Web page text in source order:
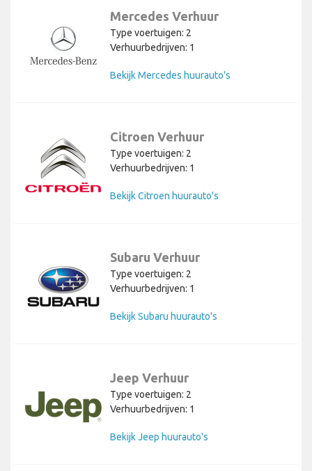
Mercedes Verhuur
Type voertuigen: 2
Verhuurbedrijven: 1
Bekijk Mercedes huurauto's
Citroen Verhuur
Type voertuigen: 2
Verhuurbedrijven: 1
Bekijk Citroen huurauto's
Subaru Verhuur
Type voertuigen: 2
Verhuurbedrijven: 1
Bekijk Subaru huurauto's
Jeep Verhuur
Type voertuigen: 2
Verhuurbedrijven: 1
Bekijk Jeep huurauto's